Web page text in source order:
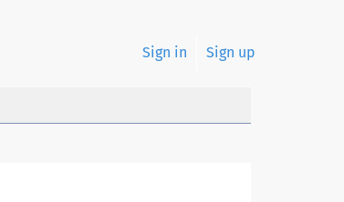
Sign in Sign up